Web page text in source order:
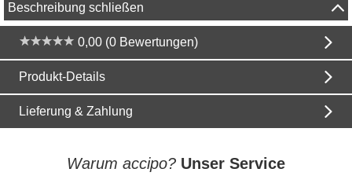
Beschreibung schließen
0,00 (0 Bewertungen)
Produkt-Details
Lieferung & Zahlung
Warum accipo? Unser Service